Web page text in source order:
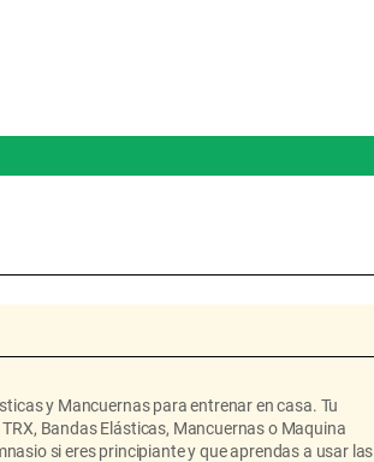
y Mancuernas para entrenar en casa. Tu
Bandas Elásticas, Mancuernas o Maquina
si eres principiante y que aprendas a usar las